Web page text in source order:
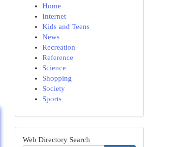
Home
Internet
Kids and Teens
News
Recreation
Reference
Science
Shopping
Society
Sports
Web Directory Search